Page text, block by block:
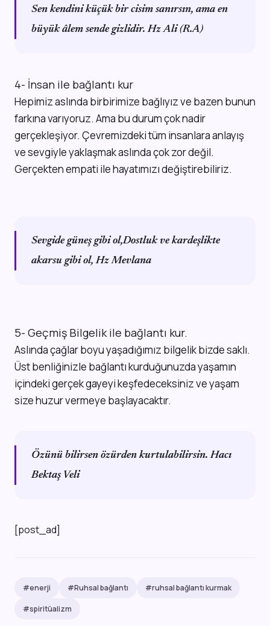
Sen kendini küçük bir cisim sanırsın, ama en
büyük âlem sende gizlidir. Hz Ali (R.A)
4- İnsan ile bağlantı kur
Hepimiz aslında birbirimize bağlıyız ve bazen bunun
farkına varıyoruz. Ama bu durum çok nadir
gerçekleşiyor. Çevremizdeki tüm insanlara anlayış
ve sevgiyle yaklaşmak aslında çok zor değil.
Gerçekten empati ile hayatımızı değiştirebiliriz.
Sevgide güneş gibi ol,Dostluk ve kardeşlikte
akarsu gibi ol, Hz Mevlana
5- Geçmiş Bilgelik ile bağlantı kur.
Aslında çağlar boyu yaşadığımız bilgelik bizde saklı.
Üst benliğinizle bağlantı kurduğunuzda yaşamın
içindeki gerçek gayeyi keşfedeceksiniz ve yaşam
size huzur vermeye başlayacaktır.
Özünü bilirsen özürden kurtulabilirsin. Hacı
Bektaş Veli
[post_ad]
#enerji #Ruhsal bağlantı #ruhsal bağlantı kurmak
#spiritüalizm